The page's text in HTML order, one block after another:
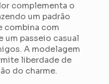
complementa o
um padrão
combina com
um passeio casual
A modelagem
liberdade de
do charme.